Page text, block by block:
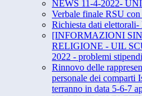
NEWS 11-4-2022-
Verbale finale RSU
Richiesta dati
[INFORMAZIONI
RELIGIONE - UIL
2022 - problemi
Rinnovo delle
personale dei comparti
terranno in data 5-6-7